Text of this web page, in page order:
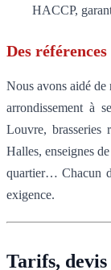
HACCP,
Des
Nous avons aidé de
arrondissement à
Louvre, brasseries
Halles, enseignes
quartier… Chacun
exigence.
Tarifs,